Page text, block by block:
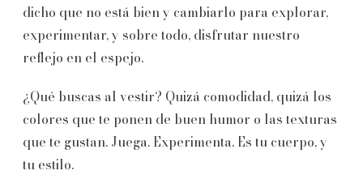
dicho que no está bien y cambiarlo para explorar,
experimentar, y sobre todo, disfrutar nuestro
reflejo en el espejo.
¿Qué buscas al vestir? Quizá comodidad, quizá los
colores que te ponen de buen humor o las texturas
que te gustan. Juega. Experimenta. Es tu cuerpo, y
tu estilo.